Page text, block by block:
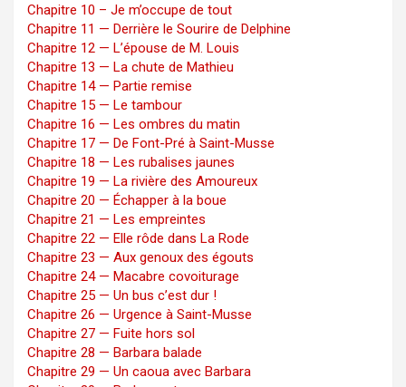
Chapitre 10 – Je m’occupe de tout
Chapitre 11 — Derrière le Sourire de Delphine
Chapitre 12 — L’épouse de M. Louis
Chapitre 13 — La chute de Mathieu
Chapitre 14 — Partie remise
Chapitre 15 — Le tambour
Chapitre 16 — Les ombres du matin
Chapitre 17 — De Font-Pré à Saint-Musse
Chapitre 18 — Les rubalises jaunes
Chapitre 19 — La rivière des Amoureux
Chapitre 20 — Échapper à la boue
Chapitre 21 — Les empreintes
Chapitre 22 — Elle rôde dans La Rode
Chapitre 23 — Aux genoux des égouts
Chapitre 24 — Macabre covoiturage
Chapitre 25 — Un bus c’est dur !
Chapitre 26 — Urgence à Saint-Musse
Chapitre 27 — Fuite hors sol
Chapitre 28 — Barbara balade
Chapitre 29 — Un caoua avec Barbara